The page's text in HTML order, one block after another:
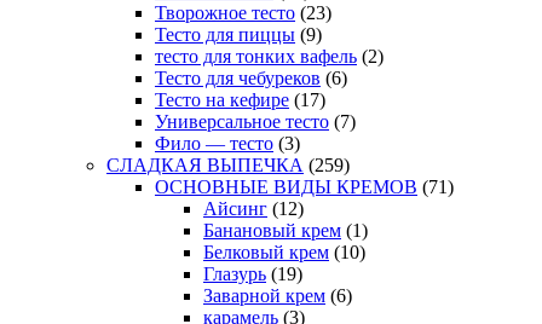
Творожное тесто (23)
Тесто для пиццы (9)
тесто для тонких вафель (2)
Тесто для чебуреков (6)
Тесто на кефире (17)
Универсальное тесто (7)
Фило — тесто (3)
СЛАДКАЯ ВЫПЕЧКА (259)
ОСНОВНЫЕ ВИДЫ КРЕМОВ (71)
Айсинг (12)
Банановый крем (1)
Белковый крем (10)
Глазурь (19)
Заварной крем (6)
карамель (3)